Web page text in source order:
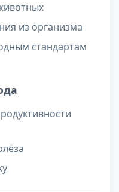
из организма
стандартам